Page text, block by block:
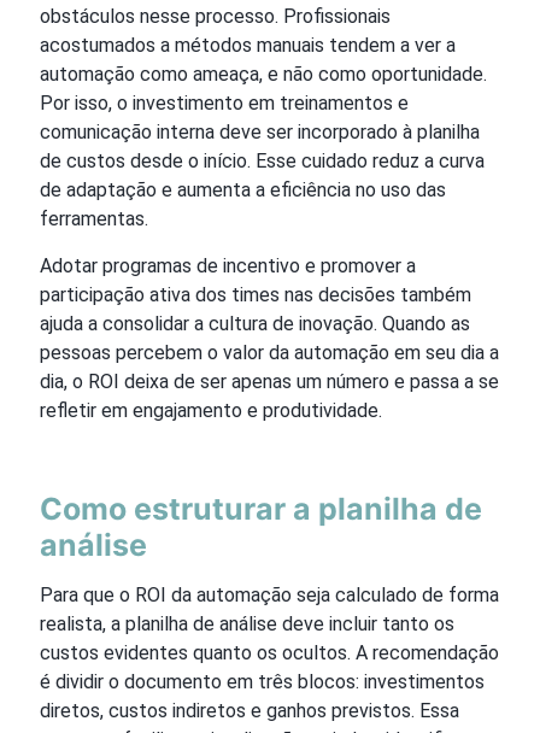
obstáculos nesse processo. Profissionais
acostumados a métodos manuais tendem a ver a
automação como ameaça, e não como oportunidade.
Por isso, o investimento em treinamentos e
comunicação interna deve ser incorporado à planilha
de custos desde o início. Esse cuidado reduz a curva
de adaptação e aumenta a eficiência no uso das
ferramentas.
Adotar programas de incentivo e promover a
participação ativa dos times nas decisões também
ajuda a consolidar a cultura de inovação. Quando as
pessoas percebem o valor da automação em seu dia a
dia, o ROI deixa de ser apenas um número e passa a se
refletir em engajamento e produtividade.
Como estruturar a planilha de
análise
Para que o ROI da automação seja calculado de forma
realista, a planilha de análise deve incluir tanto os
custos evidentes quanto os ocultos. A recomendação
é dividir o documento em três blocos: investimentos
diretos, custos indiretos e ganhos previstos. Essa